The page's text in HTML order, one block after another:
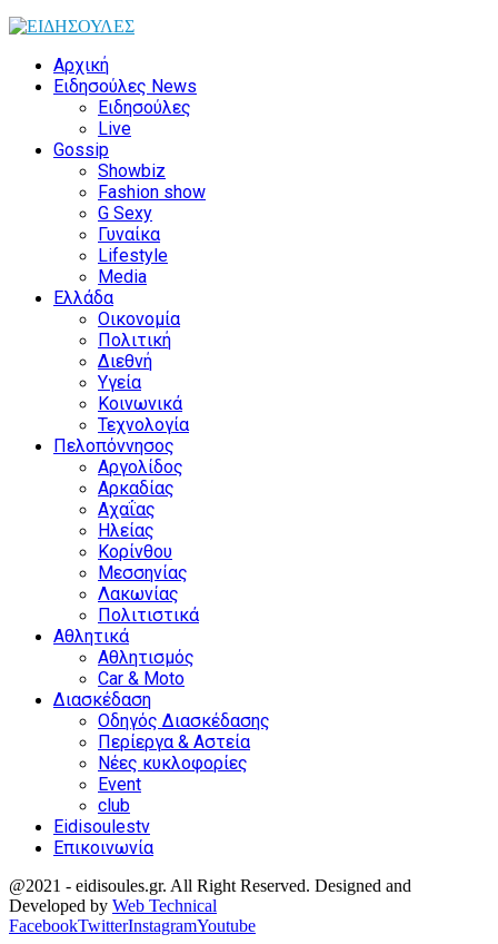
Αρχική
Ειδησούλες News
Ειδησούλες
Live
Gossip
Showbiz
Fashion show
G Sexy
Γυναίκα
Lifestyle
Media
Ελλάδα
Οικονομία
Πολιτική
Διεθνή
Υγεία
Κοινωνικά
Τεχνολογία
Πελοπόννησος
Αργολίδος
Αρκαδίας
Αχαΐας
Ηλείας
Κορίνθου
Μεσσηνίας
Λακωνίας
Πολιτιστικά
Αθλητικά
Αθλητισμός
Car & Moto
Διασκέδαση
Οδηγός Διασκέδασης
Περίεργα & Αστεία
Νέες κυκλοφορίες
Event
club
Eidisoulestv
Επικοινωνία
@2021 - eidisoules.gr. All Right Reserved. Designed and
Developed by Web Technical
FacebookTwitterInstagramYoutube